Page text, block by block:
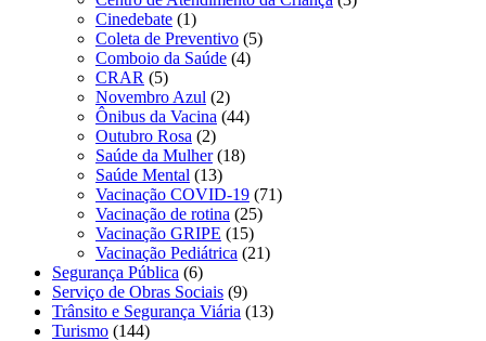
Cinedebate (1)
Coleta de Preventivo (5)
Comboio da Saúde (4)
CRAR (5)
Novembro Azul (2)
Ônibus da Vacina (44)
Outubro Rosa (2)
Saúde da Mulher(18)
Saúde Mental (13)
Vacinação COVID-19 (71)
Vacinação de rotina (25)
Vacinação GRIPE (15)
Vacinação Pediátrica (21)
Segurança Pública (6)
Serviço de Obras Sociais (9)
Trânsito e Segurança Viária (13)
Turismo (144)